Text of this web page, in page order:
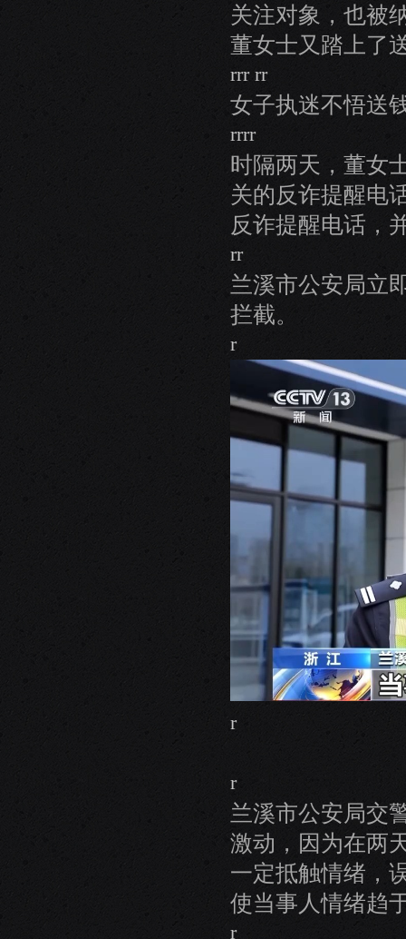
关注对象，也被
董女士又踏上了
rrr rr
女子执迷不悟送
rrrr
时隔两天，董女
关的反诈提醒电
反诈提醒电话，
rr
兰溪市公安局立
拦截。
r
r
r
兰溪市公安局交
激动，因为在两
一定抵触情绪，
使当事人情绪趋
r